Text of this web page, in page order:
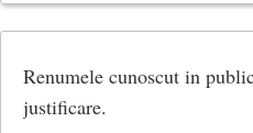
Renumele cunoscut in
justificare.